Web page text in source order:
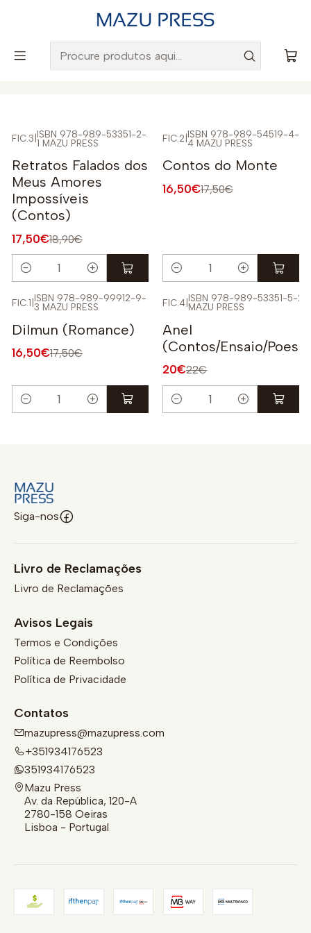
Envio gratuito para Portugal em encomendas superiores a
Início Catálogo Ficções
FIC.3 ISBN 978-989-53351-2-
1 MAZU PRESS
Retratos Falados dos
Meus Amores
Impossíveis
(Contos)
17,50€18,90€
Quantidade
FIC.2 ISBN 978-989-54519-4-
4 MAZU PRESS
Contos do Monte
16,50€17,50€
Quantidade
FIC.1 ISBN 978-989-99912-9-
3 MAZU PRESS
Dilmun (Romance)
16,50€17,50€
Quantidade
FIC.4 ISBN 978-989-53351-5-2
MAZU PRESS
Anel
(Contos/Ensaio/
20€22€
Quantidade
Siga-nos
Livro de Reclamações
Livro de Reclamações
Avisos Legais
Termos e Condições
Política de Reembolso
Política de Privacidade
Contatos
mazupress@mazupress.com
+351934176523
351934176523
Mazu Press
Av. da República, 120-A
2780-158 Oeiras
Lisboa - Portugal